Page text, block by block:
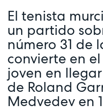
El tenista
un partido
número 31 de
convierte en
joven en
de Roland
Medvedev en